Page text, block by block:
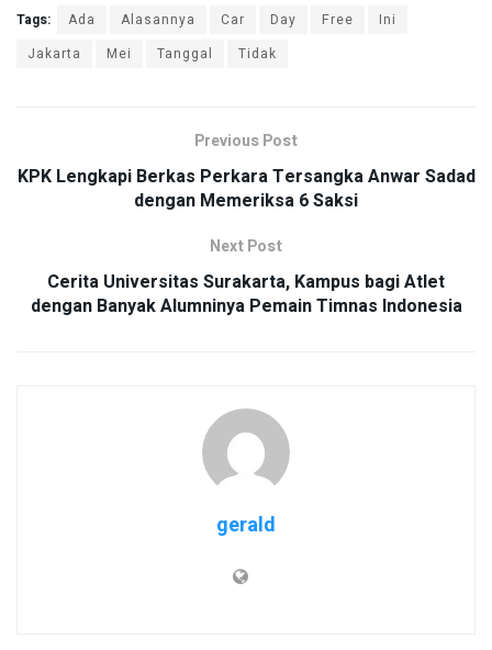
Tags: Ada Alasannya Car Day Free
Ini
Jakarta
Mei Tanggal Tidak
Previous Post
KPK Lengkapi Berkas Perkara Tersangka Anwar Sadad
dengan Memeriksa 6 Saksi
Next Post
Cerita Universitas Surakarta, Kampus bagi Atlet
dengan Banyak Alumninya Pemain Timnas Indonesia
gerald